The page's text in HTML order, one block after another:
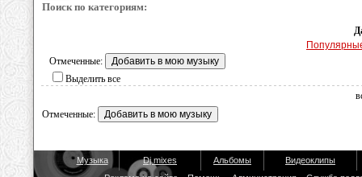
Поиск по категориям:
Отмеченные:
Выделить все
Отмеченные:
Музыка Dj mixes Альбомы
Видеоклипы